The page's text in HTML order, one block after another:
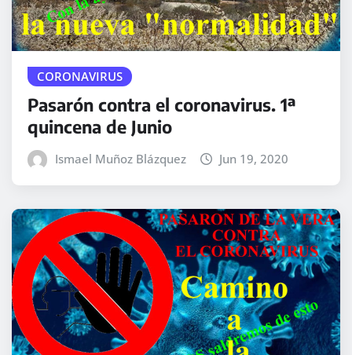
CORONAVIRUS
Pasarón contra el coronavirus. 1ª
quincena de Junio
Ismael Muñoz Blázquez Jun 19, 2020